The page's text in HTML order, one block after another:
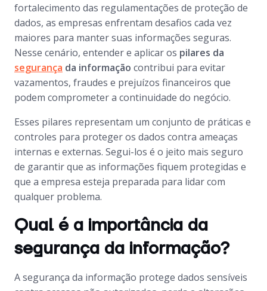
fortalecimento das regulamentações de proteção de
dados, as empresas enfrentam desafios cada vez
maiores para manter suas informações seguras.
Nesse cenário, entender e aplicar os pilares da
segurança da informação contribui para evitar
vazamentos, fraudes e prejuízos financeiros que
podem comprometer a continuidade do negócio.
Esses pilares representam um conjunto de práticas e
controles para proteger os dados contra ameaças
internas e externas. Segui-los é o jeito mais seguro
de garantir que as informações fiquem protegidas e
que a empresa esteja preparada para lidar com
qualquer problema.
Qual é a importância da
segurança da informação?
A segurança da informação protege dados sensíveis